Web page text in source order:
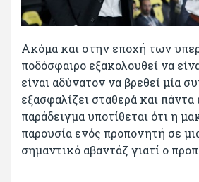
Ακόμα και στην εποχή των
ποδόσφαιρο εξακολουθεί να
είναι αδύνατον να βρεθεί μία
εξασφαλίζει σταθερά και πάντα
παράδειγμα υποτίθεται ότι η
παρουσία ενός προπονητή σε
σημαντικό αβαντάζ γιατί ο